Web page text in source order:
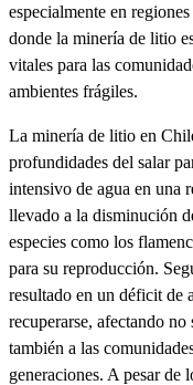
especialmente en
donde la minería de litio
vitales para las
ambientes frágiles.
La minería de litio en
profundidades del salar
intensivo de agua en una
llevado a la disminución
especies como los
para su reproducción.
resultado en un déficit de
recuperarse, afectando
también a las
generaciones. A pesar de